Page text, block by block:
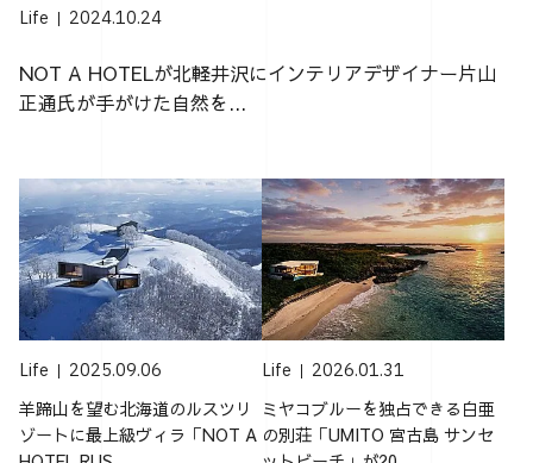
Life 2024.10.24
NOT A HOTELが北軽井沢にインテリアデザイナー片山
正通氏が手がけた自然を...
Life 2025.09.06
羊蹄山を望む北海道のルスツリ
ゾートに最上級ヴィラ「NOT A
Life 2026.01.31
ミヤコブルーを独占できる白亜
の別荘「UMITO 宮古島 サンセ